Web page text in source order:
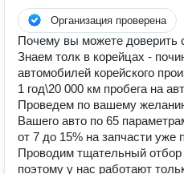
Организация проверена
Почему вы можете доверить
Знаем толк в корейцах -
автомобилей корейского
1 год\20 000 км пробега на
Проведем по вашему
Вашего авто по 65
от 7 до 15% на запчасти уже
Проводим тщательный отбор
поэтому у нас работают